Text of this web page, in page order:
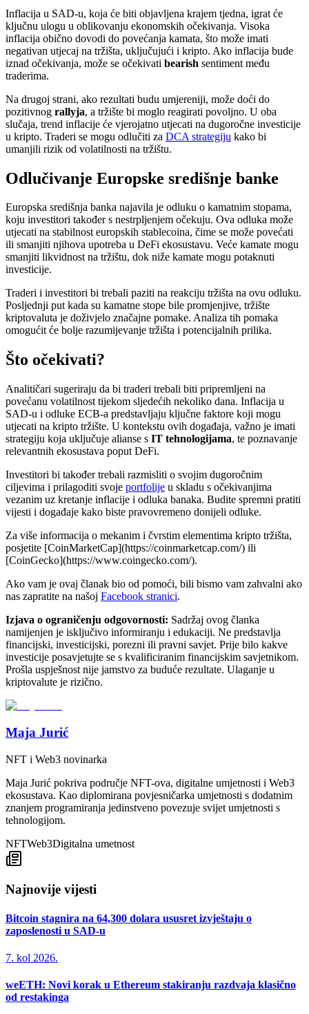
Inflacija u SAD-u, koja će biti objavljena krajem tjedna, igrat će
ključnu ulogu u oblikovanju ekonomskih očekivanja. Visoka
inflacija obično dovodi do povećanja kamata, što može imati
negativan utjecaj na tržišta, uključujući i kripto. Ako inflacija bude
iznad očekivanja, može se očekivati bearish sentiment među
traderima.
Na drugoj strani, ako rezultati budu umjereniji, može doći do
pozitivnog rallyja, a tržište bi moglo reagirati povoljno. U oba
slučaja, trend inflacije će vjerojatno utjecati na dugoročne investicije
u kripto. Traderi se mogu odlučiti za DCA strategiju kako bi
umanjili rizik od volatilnosti na tržištu.
Odlučivanje Europske središnje banke
Europska središnja banka najavila je odluku o kamatnim stopama,
koju investitori također s nestrpljenjem očekuju. Ova odluka može
utjecati na stabilnost europskih stablecoina, čime se može povećati
ili smanjiti njihova upotreba u DeFi ekosustavu. Veće kamate mogu
smanjiti likvidnost na tržištu, dok niže kamate mogu potaknuti
investicije.
Traderi i investitori bi trebali paziti na reakciju tržišta na ovu odluku.
Posljednji put kada su kamatne stope bile promjenjive, tržište
kriptovaluta je doživjelo značajne pomake. Analiza tih pomaka
omogućit će bolje razumijevanje tržišta i potencijalnih prilika.
Što očekivati?
Analitičari sugeriraju da bi traderi trebali biti pripremljeni na
povećanu volatilnost tijekom sljedećih nekoliko dana. Inflacija u
SAD-u i odluke ECB-a predstavljaju ključne faktore koji mogu
utjecati na kripto tržište. U kontekstu ovih događaja, važno je imati
strategiju koja uključuje alianse s IT tehnologijama, te poznavanje
relevantnih ekosustava poput DeFi.
Investitori bi također trebali razmisliti o svojim dugoročnim
ciljevima i prilagoditi svoje portfolije u skladu s očekivanjima
vezanim uz kretanje inflacije i odluka banaka. Budite spremni pratiti
vijesti i događaje kako biste pravovremeno donijeli odluke.
Za više informacija o mekanim i čvrstim elementima kripto tržišta,
posjetite [CoinMarketCap](https://coinmarketcap.com/) ili
[CoinGecko](https://www.coingecko.com/).
Ako vam je ovaj članak bio od pomoći, bili bismo vam zahvalni ako
nas zapratite na našoj Facebook stranici.
Izjava o ograničenju odgovornosti: Sadržaj ovog članka
namijenjen je isključivo informiranju i edukaciji. Ne predstavlja
financijski, investicijski, porezni ili pravni savjet. Prije bilo kakve
investicije posavjetujte se s kvalificiranim financijskim savjetnikom.
Prošla uspješnost nije jamstvo za buduće rezultate. Ulaganje u
kriptovalute je rizično.
Maja Jurić
NFT i Web3 novinarka
Maja Jurić pokriva područje NFT-ova, digitalne umjetnosti i Web3
ekosustava. Kao diplomirana povjesničarka umjetnosti s dodatnim
znanjem programiranja jedinstveno povezuje svijet umjetnosti s
tehnologijom.
NFTWeb3Digitalna umetnost
Najnovije vijesti
Bitcoin stagnira na 64,300 dolara ususret izvještaju o
zaposlenosti u SAD-u
7. kol 2026.
weETH: Novi korak u Ethereum stakiranju razdvaja klasično
od restakinga